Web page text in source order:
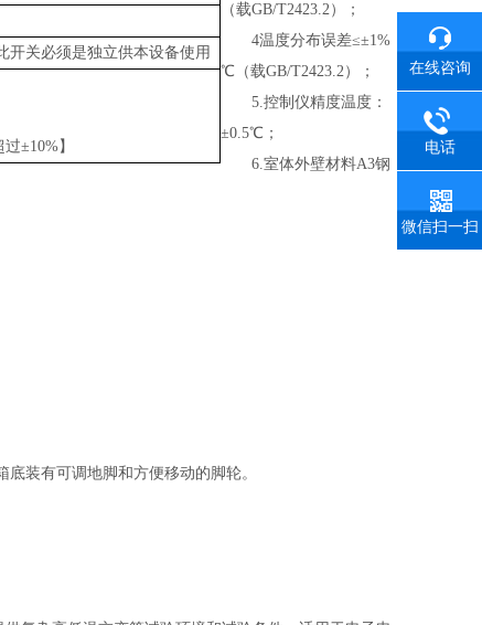
开关必须是独立供本设备使用
±10%】
（载GB/T2423.2）；
4温度分布误差≤±1%
℃（载GB/T2423.2）；
5.控制仪精度温度：
±0.5℃；
6.室体外壁材料A3钢
装有可调地脚和方便移动的脚轮。
在线咨询
电话
微信扫一扫